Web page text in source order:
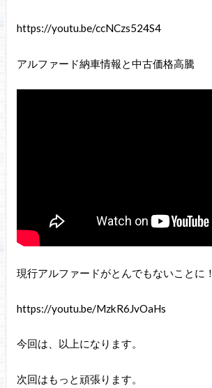
https://youtu.be/ccNCzs524S4
アルファード納車情報と中古価格高騰
現行アルファードがとんでもないことに！
https://youtu.be/MzkR6JvOaHs
今回は、以上になります。
次回はもっと頑張ります。